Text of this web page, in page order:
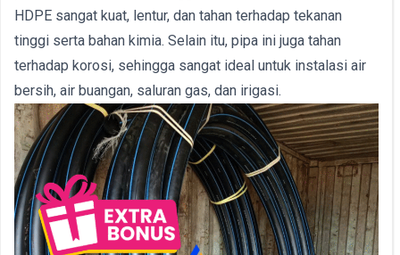
HDPE sangat kuat, lentur, dan tahan terhadap tekanan
tinggi serta bahan kimia. Selain itu, pipa ini juga tahan
terhadap korosi, sehingga sangat ideal untuk instalasi air
bersih, air buangan, saluran gas, dan irigasi.